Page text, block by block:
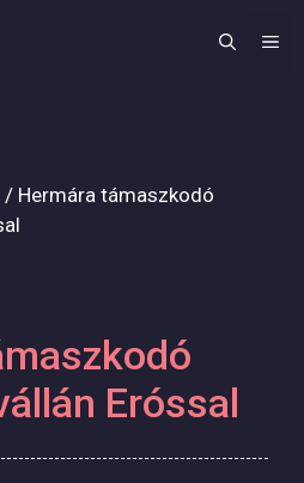
/ Hermára támaszkodó
Eróssal